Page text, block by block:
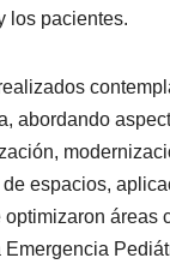
los pacientes.
abordando
espacios,
optimizaron áreas